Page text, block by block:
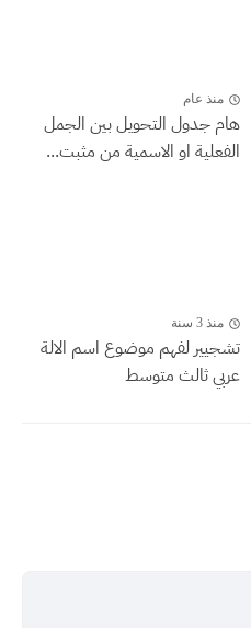
منذ عام
هام جدول التحويل بين الجمل
الفعلية او الاسمية من مثبت...
منذ 3 سنة
تشجيير لفهم موضوع اسم الالة
عربي ثالث متوسط